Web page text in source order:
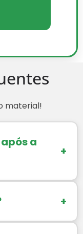
material!
a
+
+